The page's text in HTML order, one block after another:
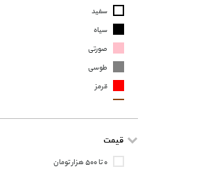
سفید
سیاه
صورتی
طوسی
قرمز
نارنجیقیمت
۰ تا ۵۰۰ هزار تومان